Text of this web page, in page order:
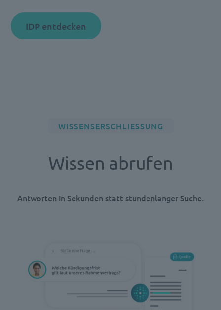
IDP entdecken
WISSENSERSCHLIESSUNG
Wissen abrufen
Antworten in Sekunden statt stundenlanger Suche.